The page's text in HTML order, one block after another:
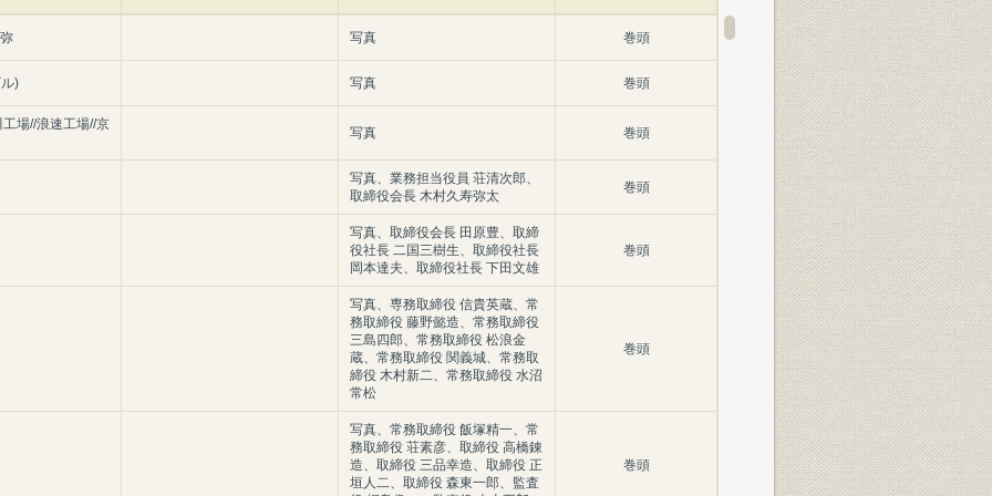
写真 巻頭
) 写真 巻頭
場//浪速工場//京
写真 巻頭
写真、業務担当役員 荘清次郎、
取締役会長 木村久寿弥太
巻頭
写真、取締役会長 田原豊、取締
役社長 二国三樹生、取締役社長
岡本達夫、取締役社長 下田文雄
巻頭
写真、専務取締役 信貴英蔵、常
務取締役 藤野懿造、常務取締役
三島四郎、常務取締役 松浪金
蔵、常務取締役 関義城、常務取
締役 木村新二、常務取締役 水沼
常松
巻頭
写真、常務取締役 飯塚精一、常
務取締役 荘素彦、取締役 高橋錬
造、取締役 三品幸造、取締役 正
垣人二、取締役 森東一郎、監査
巻頭